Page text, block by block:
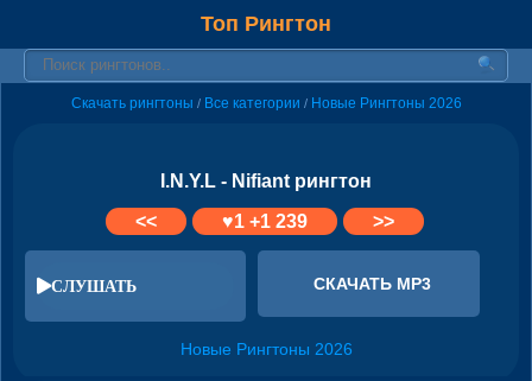
Топ Рингтон
Скачать рингтоны / Все категории / Новые Рингтоны 2026
I.N.Y.L - Nifiant рингтон
<<
♥1 +1 239 >>
СЛУШАТЬ СКАЧАТЬ MP3
Новые Рингтоны 2026